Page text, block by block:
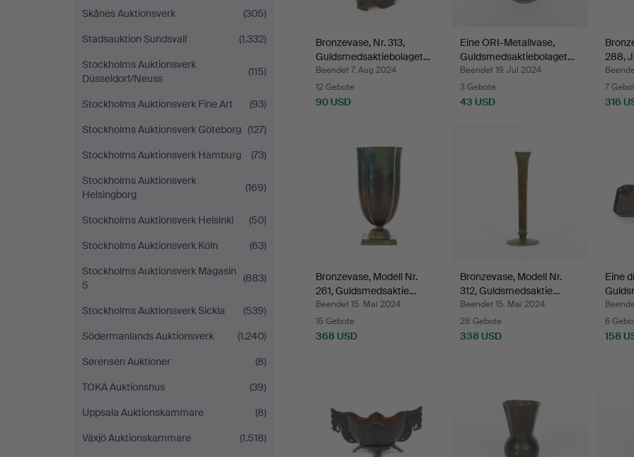
Skånes Auktionsverk
(305)
Stadsauktion Sundsvall
(1.332)
Stockholms Auktionsverk
Düsseldorf/Neuss
(115)
Stockholms Auktionsverk Fine Art
(93)
Stockholms Auktionsverk Göteborg (127)
Stockholms Auktionsverk Hamburg
(73)
Stockholms Auktionsverk
Helsingborg
(169)
Stockholms Auktionsverk Helsinki
(50)
Stockholms Auktionsverk Köln
(63)
Stockholms Auktionsverk Magasin
5
(883)
Stockholms Auktionsverk Sickla
(539)
Södermanlands Auktionsverk
(1.240)
Sørensen Auktioner
(8)
TOKA Auktionshus
(39)
Uppsala Auktionskammare
(8)
Växjö Auktionskammare
(1.518)
Bronzevase, Nr. 313,
Guldsmedsaktiebolaget…
Beendet 7. Aug 2024
12 Gebote
90 USD
Eine ORI-Metallvase,
Guldsmedsaktiebolaget…
Beendet 19. Jul 2024
3 Gebote
43 USD
288,
7
316
Bronzevase, Modell Nr.
261, Guldsmedsaktie…
Beendet 15. Mai 2024
15 Gebote
368 USD
Bronzevase, Modell Nr.
312, Guldsmedsaktie…
Beendet 15. Mai 2024
28 Gebote
338 USD
Eine
6
158